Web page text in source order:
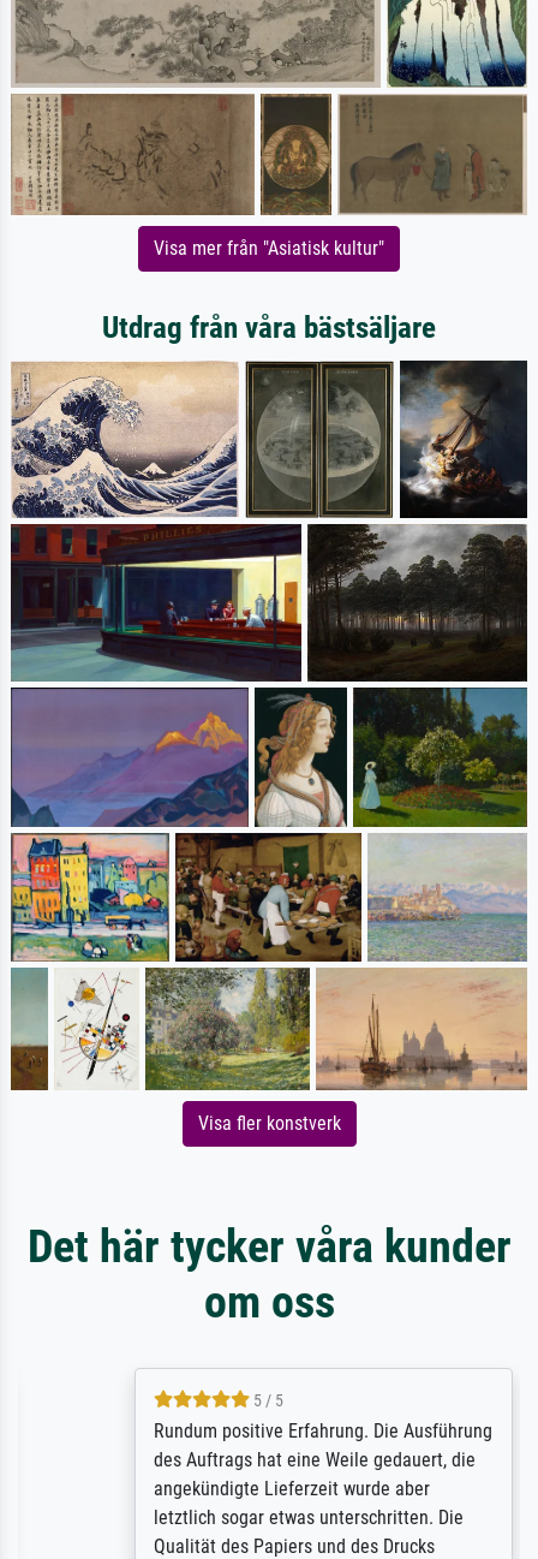
Visa mer från "Asiatisk kultur"
Utdrag från våra bästsäljare
Visa fler konstverk
Det här tycker våra kunder
om oss
5 / 5
Rundum positive Erfahrung. Die Ausführung
des Auftrags hat eine Weile gedauert, die
angekündigte Lieferzeit wurde aber
letztlich sogar etwas unterschritten. Die
Qualität des Papiers und des Drucks